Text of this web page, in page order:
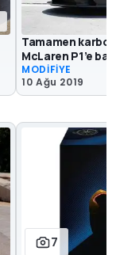
Tamamen
McLaren P1’e
MODİFİYE
10 Ağu 2019
7